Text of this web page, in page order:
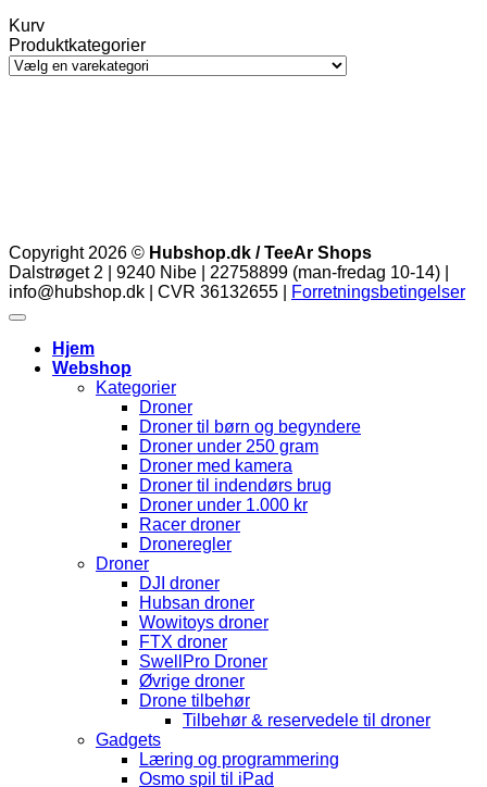
Kurv
Produktkategorier
Copyright 2026 © Hubshop.dk / TeeAr Shops
Dalstrøget 2 | 9240 Nibe | 22758899 (man-fredag 10-14) |
info@hubshop.dk | CVR 36132655 |
Forretningsbetingelser
Hjem
Webshop
Kategorier
Droner
Droner til børn og begyndere
Droner under 250 gram
Droner med kamera
Droner til indendørs brug
Droner under 1.000 kr
Racer droner
Droneregler
Droner
DJI droner
Hubsan droner
Wowitoys droner
FTX droner
SwellPro Droner
Øvrige droner
Drone tilbehør
Tilbehør & reservedele til droner
Gadgets
Læring og programmering
Osmo spil til iPad